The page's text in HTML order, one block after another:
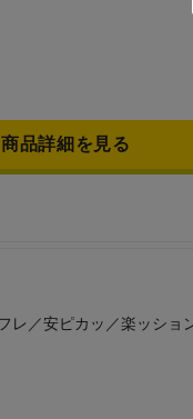
商品詳細を見る